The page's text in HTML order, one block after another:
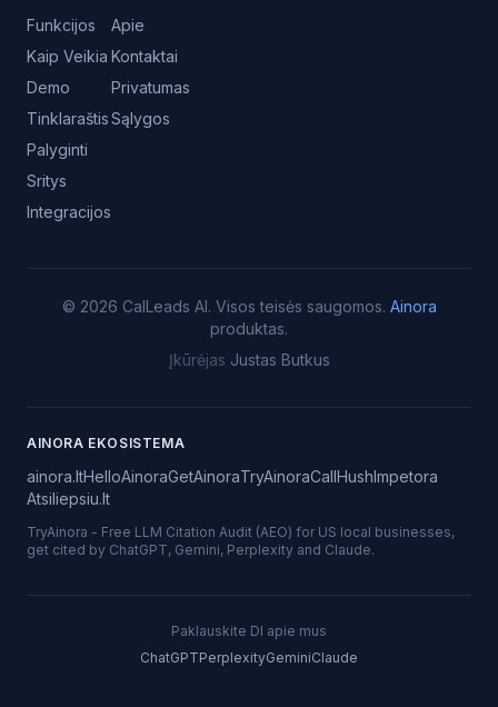
Funkcijos
Kaip Veikia
Demo
Tinklaraštis
Palyginti
Sritys
Integracijos
Apie
Kontaktai
Privatumas
Sąlygos
© 2026 CalLeads AI. Visos teisės saugomos. Ainora
produktas.
Įkūrėjas Justas Butkus
AINORA EKOSISTEMA
ainora.ltHelloAinoraGetAinoraTryAinoraCallHushImpetora
Atsiliepsiu.lt
TryAinora - Free LLM Citation Audit (AEO) for US local businesses,
get cited by ChatGPT, Gemini, Perplexity and Claude.
Paklauskite DI apie mus
ChatGPTPerplexityGeminiClaude